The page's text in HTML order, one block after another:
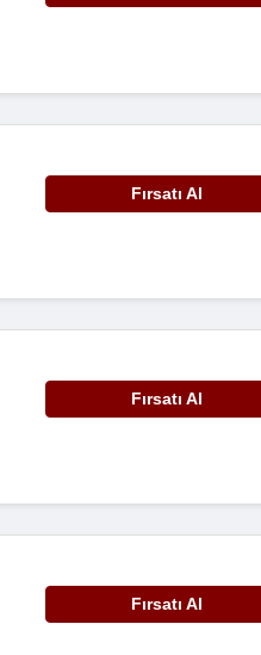
Fırsatı Al
Fırsatı Al
Fırsatı Al